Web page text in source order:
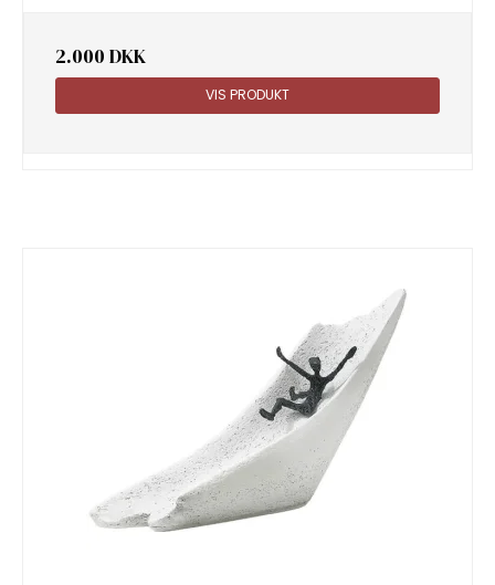
2.000 DKK
VIS PRODUKT